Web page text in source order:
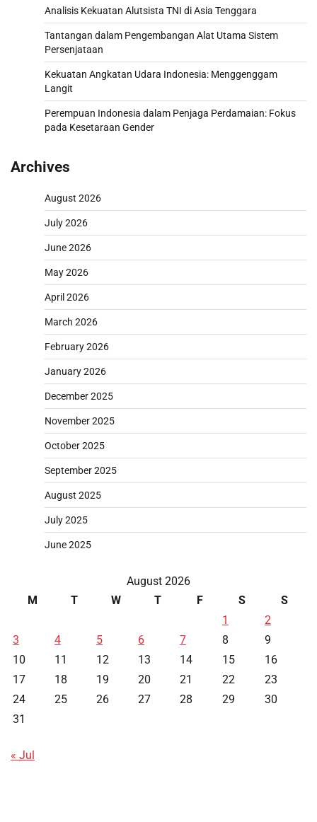
Analisis Kekuatan Alutsista TNI di Asia Tenggara
Tantangan dalam Pengembangan Alat Utama Sistem
Persenjataan
Kekuatan Angkatan Udara Indonesia: Menggenggam
Langit
Perempuan Indonesia dalam Penjaga Perdamaian: Fokus
pada Kesetaraan Gender
Archives
August 2026
July 2026
June 2026
May 2026
April 2026
March 2026
February 2026
January 2026
December 2025
November 2025
October 2025
September 2025
August 2025
July 2025
June 2025
August 2026
M
T W T F S
S
1
2
3
4 5 6 7 8
9
10
11 12 13 14 15
16
17
18 19 20 21 22
23
24
25 26 27 28 29
30
31
« Jul